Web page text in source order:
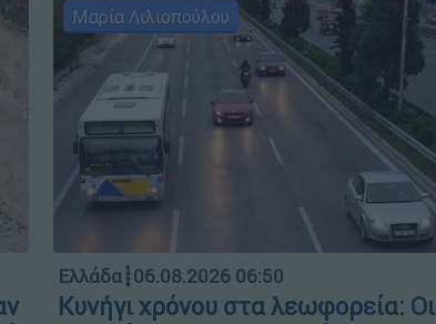
Μαρία Λιλιοπούλου
Ελλάδα┋06.08.2026 06:50
Κυνήγι χρόνου στα λεωφορεία: Οι